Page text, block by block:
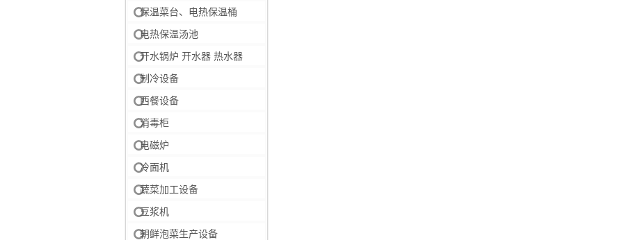
保温菜台、电热保温桶
电热保温汤池
开水锅炉 开水器 热水器
制冷设备
西餐设备
消毒柜
电磁炉
冷面机
蔬菜加工设备
豆浆机
朝鲜泡菜生产设备